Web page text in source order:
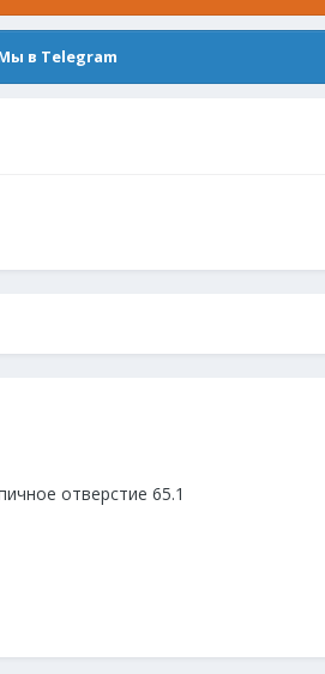
в Telegram
отверстие 65.1